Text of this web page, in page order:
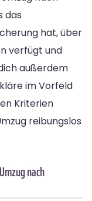
das
hat, über
verfügt und
außerdem
im Vorfeld
Kriterien
reibungslos
nach